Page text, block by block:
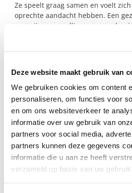
Deze website maakt gebruik van
We gebruiken cookies om content
personaliseren, om functies voor
en om ons websiteverkeer te
informatie over uw gebruik van
partners voor social media,
partners kunnen deze gegevens
informatie die u aan ze heeft
verzameld op basis van uw
Ze speelt graag samen en voelt
oprechte aandacht hebben. Een
mag zijn en gezellig mee mag
Profiel steungezin
Wij zoeken een gezin in
Dat haar op zondag
Bij voorkeur met een
leeftijd;
Met een hond of andere
welkom zijn, geen must;